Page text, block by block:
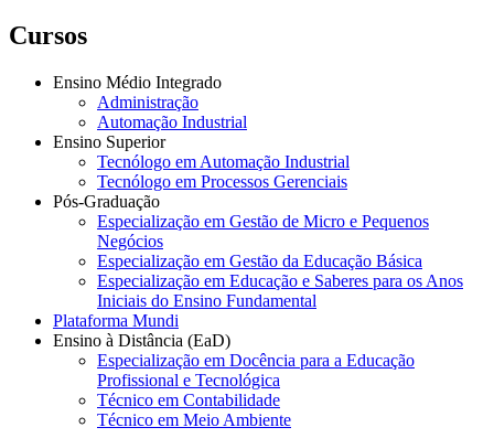
Cursos
Ensino Médio Integrado
Administração
Automação Industrial
Ensino Superior
Tecnólogo em Automação Industrial
Tecnólogo em Processos Gerenciais
Pós-Graduação
Especialização em Gestão de Micro e Pequenos
Negócios
Especialização em Gestão da Educação Básica
Especialização em Educação e Saberes para os Anos
Iniciais do Ensino Fundamental
Plataforma Mundi
Ensino à Distância (EaD)
Especialização em Docência para a Educação
Profissional e Tecnológica
Técnico em Contabilidade
Técnico em Meio Ambiente